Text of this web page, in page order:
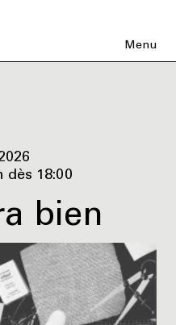
Menu
dès 18:00
bien